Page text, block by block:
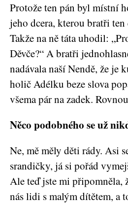
Protože ten pán byl místní
jeho dcera, kterou bratři
Takže na ně táta uhodil:
Děvče?“ A bratři
nadávala naší Nendě, že je
holič Adélku beze slova
všema pár na zadek.
Něco podobného se už
Ne, mě měly děti rády. Asi
srandičky, já si pořád
Ale teď jste mi připomněla,
nás lidi s malým dítětem, a